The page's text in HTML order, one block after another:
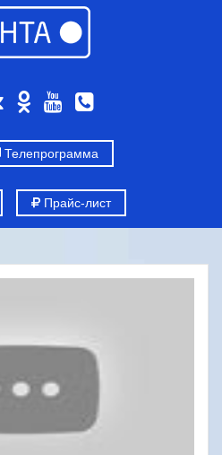
Телепрограмма
Прайс-лист